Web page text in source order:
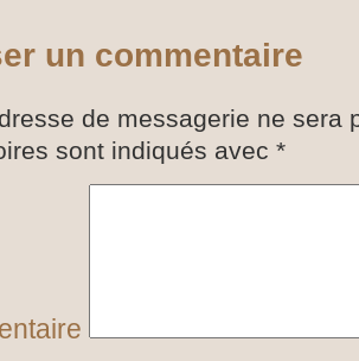
un commentaire
de messagerie ne sera
sont indiqués avec *